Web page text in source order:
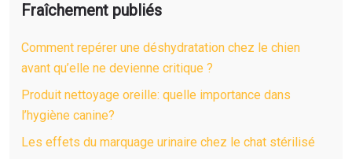
Fraîchement publiés
Comment repérer une déshydratation chez le chien
avant qu’elle ne devienne critique ?
Produit nettoyage oreille: quelle importance dans
l’hygiène canine?
Les effets du marquage urinaire chez le chat stérilisé